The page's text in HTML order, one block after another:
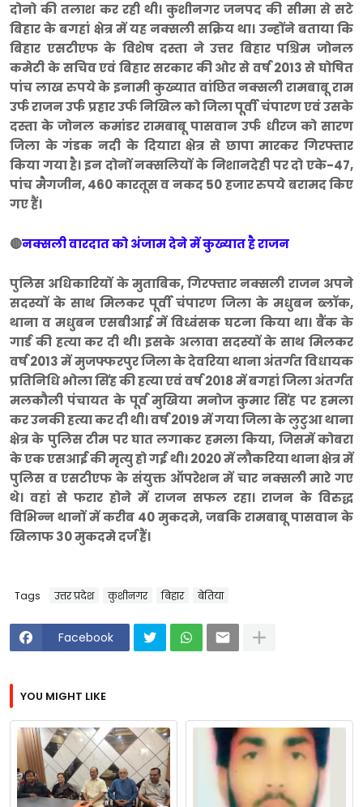
दोनो की तलाश कर रही थी। कुशीनगर जनपद की सीमा से सटे
बिहार के बगहां क्षेत्र में यह नक्सली सक्रिय था। उन्होंने बताया कि
बिहार एसटीएफ के विशेष दस्ता ने उत्तर बिहार पश्चिम जोनल
कमेटी के सचिव एवं बिहार सरकार की ओर से वर्ष 2013 से घोषित
पांच लाख रुपये के इनामी कुख्यात वांछित नक्सली रामबाबू राम
उर्फ राजन उर्फ प्रहार उर्फ निखिल को जिला पूर्वी चंपारण एवं उसके
दस्ता के जोनल कमांडर रामबाबू पासवान उर्फ धीरज को सारण
जिला के गंडक नदी के दियारा क्षेत्र से छापा मारकर गिरफ्तार
किया गया है। इन दोनों नक्सलियों के निशानदेही पर दो एके-47,
पांच मैगजीन, 460 कारतूस व नकद 50 हजार रुपये बरामद किए
गए हैं।
🔴नक्सली वारदात को अंजाम देने में कुख्यात है राजन
पुलिस अधिकारियों के मुताबिक, गिरफ्तार नक्सली राजन अपने
सदस्यों के साथ मिलकर पूर्वी चंपारण जिला के मधुबन ब्लॉक,
थाना व मधुबन एसबीआई में विध्वंसक घटना किया था। बैंक के
गार्ड की हत्या कर दी थी। इसके अलावा सदस्यों के साथ मिलकर
वर्ष 2013 में मुजफ्फरपुर जिला के देवरिया थाना अंतर्गत विधायक
प्रतिनिधि भोला सिंह की हत्या एवं वर्ष 2018 में बगहां जिला अंतर्गत
मलकौली पंचायत के पूर्व मुखिया मनोज कुमार सिंह पर हमला
कर उनकी हत्या कर दी थी। वर्ष 2019 में गया जिला के लुटुआ थाना
क्षेत्र के पुलिस टीम पर घात लगाकर हमला किया, जिसमें कोबरा
के एक एसआई की मृत्यु हो गई थी। 2020 में लौकरिया थाना क्षेत्र में
पुलिस व एसटीएफ के संयुक्त ऑपरेशन में चार नक्सली मारे गए
थे। वहां से फरार होने में राजन सफल रहा। राजन के विरुद्ध
विभिन्न थानों में करीब 40 मुकदमे, जबकि रामबाबू पासवान के
खिलाफ 30 मुकदमे दर्ज हैं।
Tags उत्तर प्रदेश कुशीनगर बिहार बेतिया
Facebook
YOU MIGHT LIKE